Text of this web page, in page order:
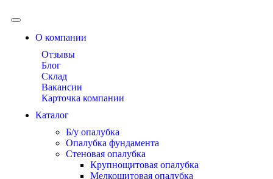
О компании
Отзывы
Блог
Склад
Вакансии
Карточка компании
Каталог
Б/у опалубка
Опалубка фундамента
Стеновая опалубка
Крупнощитовая опалубка
Мелкощитовая опалубка